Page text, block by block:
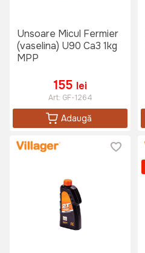
Unsoare Micul Fermier
(vaselina) U90 Ca3 1kg
MPP
155 lei
Art: GF-1264
Adaugă